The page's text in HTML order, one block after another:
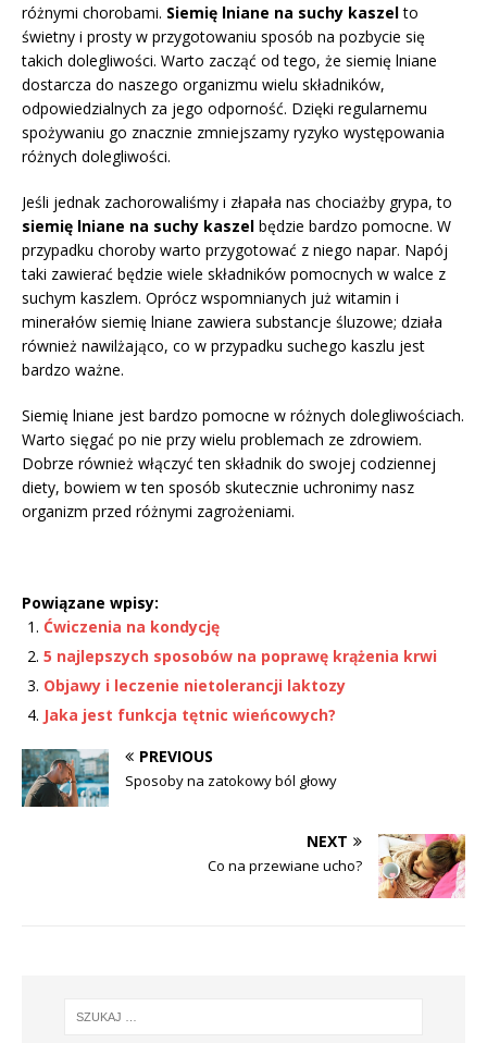
różnymi chorobami. Siemię lniane na suchy kaszelto
świetny i prosty w przygotowaniu sposób na pozbycie się
takich dolegliwości. Warto zacząć od tego, że siemię lniane
dostarcza do naszego organizmu wielu składników,
odpowiedzialnych za jego odporność. Dzięki regularnemu
spożywaniu go znacznie zmniejszamy ryzyko występowania
różnych dolegliwości.
Jeśli jednak zachorowaliśmy i złapała nas chociażby grypa, to
siemię lniane na suchy kaszel będzie bardzo pomocne. W
przypadku choroby warto przygotować z niego napar. Napój
taki zawierać będzie wiele składników pomocnych w walce z
suchym kaszlem. Oprócz wspomnianych już witamin i
minerałów siemię lniane zawiera substancje śluzowe; działa
również nawilżająco, co w przypadku suchego kaszlu jest
bardzo ważne.
Siemię lniane jest bardzo pomocne w różnych dolegliwościach.
Warto sięgać po nie przy wielu problemach ze zdrowiem.
Dobrze również włączyć ten składnik do swojej codziennej
diety, bowiem w ten sposób skutecznie uchronimy nasz
organizm przed różnymi zagrożeniami.
Powiązane wpisy:
Ćwiczenia na kondycję
5 najlepszych sposobów na poprawę krążenia krwi
Objawy i leczenie nietolerancji laktozy
Jaka jest funkcja tętnic wieńcowych?
PREVIOUS
Sposoby na zatokowy ból głowy
NEXT
Co na przewiane ucho?